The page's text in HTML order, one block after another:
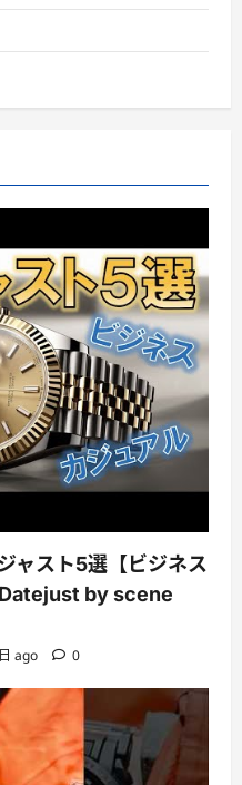
ャスト5選【ビジネス
by scene
ago 0